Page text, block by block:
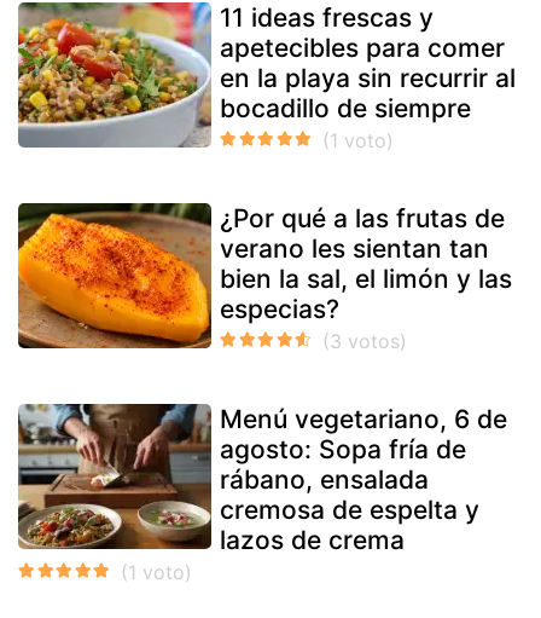
11 ideas frescas y
apetecibles para comer
en la playa sin recurrir al
bocadillo de siempre
¿Por qué a las frutas de
verano les sientan tan
bien la sal, el limón y las
especias?
Menú vegetariano, 6 de
agosto: Sopa fría de
rábano, ensalada
cremosa de espelta y
lazos de crema